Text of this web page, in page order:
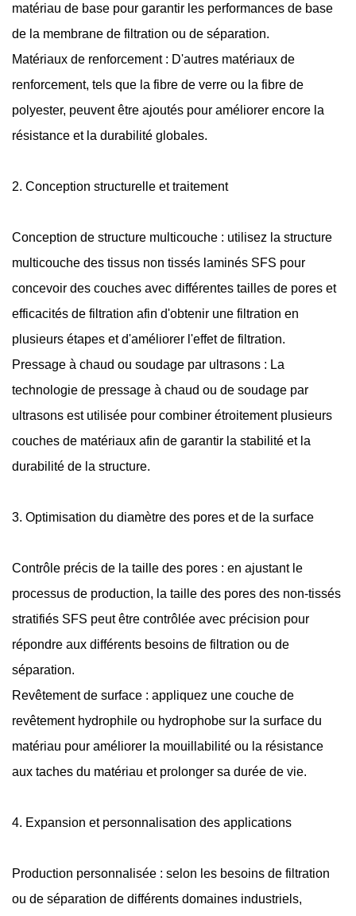
matériau de base pour garantir les performances de base
de la membrane de filtration ou de séparation.
Matériaux de renforcement : D'autres matériaux de
renforcement, tels que la fibre de verre ou la fibre de
polyester, peuvent être ajoutés pour améliorer encore la
résistance et la durabilité globales.
2. Conception structurelle et traitement
Conception de structure multicouche : utilisez la structure
multicouche des tissus non tissés laminés SFS pour
concevoir des couches avec différentes tailles de pores et
efficacités de filtration afin d'obtenir une filtration en
plusieurs étapes et d'améliorer l'effet de filtration.
Pressage à chaud ou soudage par ultrasons : La
technologie de pressage à chaud ou de soudage par
ultrasons est utilisée pour combiner étroitement plusieurs
couches de matériaux afin de garantir la stabilité et la
durabilité de la structure.
3. Optimisation du diamètre des pores et de la surface
Contrôle précis de la taille des pores : en ajustant le
processus de production, la taille des pores des non-tissés
stratifiés SFS peut être contrôlée avec précision pour
répondre aux différents besoins de filtration ou de
séparation.
Revêtement de surface : appliquez une couche de
revêtement hydrophile ou hydrophobe sur la surface du
matériau pour améliorer la mouillabilité ou la résistance
aux taches du matériau et prolonger sa durée de vie.
4. Expansion et personnalisation des applications
Production personnalisée : selon les besoins de filtration
ou de séparation de différents domaines industriels,